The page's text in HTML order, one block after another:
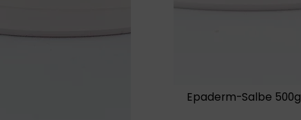
Epaderm-Salbe 500g